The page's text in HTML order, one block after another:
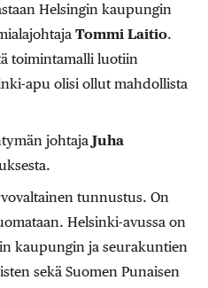
Helsingin kaupungin
Tommi Laitio.
toimintamalli luotiin
apu olisi ollut mahdollista
johtaja Juha
tunnustus. On
Helsinki-avussa on
kaupungin ja seurakuntien
sekä Suomen Punaisen